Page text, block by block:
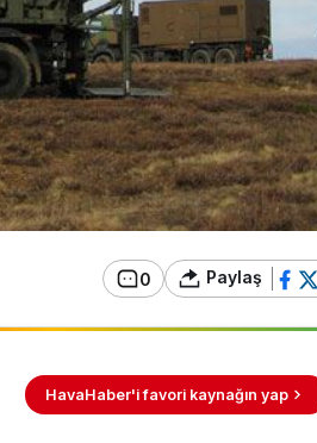
0 Paylaş
HavaHaber'i favori kaynağın yap